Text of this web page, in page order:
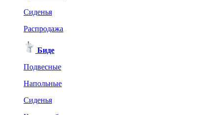
Сиденья
Распродажа
Биде
Подвесные
Напольные
Сиденья